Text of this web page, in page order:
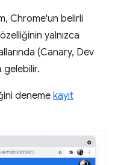
Chrome'un belirli
yalnızca
(Canary, Dev
gelebilir.
deneme kayıt